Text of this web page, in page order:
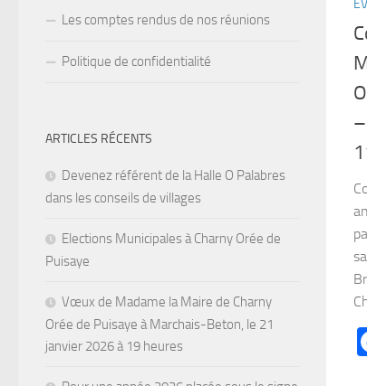
Les comptes rendus de nos réunions
Politique de confidentialité
ARTICLES RÉCENTS
Devenez référent de la Halle O Palabres
dans les conseils de villages
Elections Municipales à Charny Orée de
Puisaye
Vœux de Madame la Maire de Charny
Orée de Puisaye à Marchais-Beton, le 21
janvier 2026 à 19 heures